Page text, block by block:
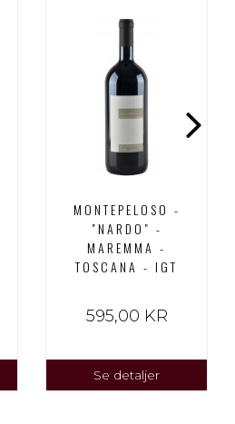
MONTEPELOSO -
"NARDO" -
MAREMMA -
TOSCANA - IGT
595,00 KR
Se detaljer